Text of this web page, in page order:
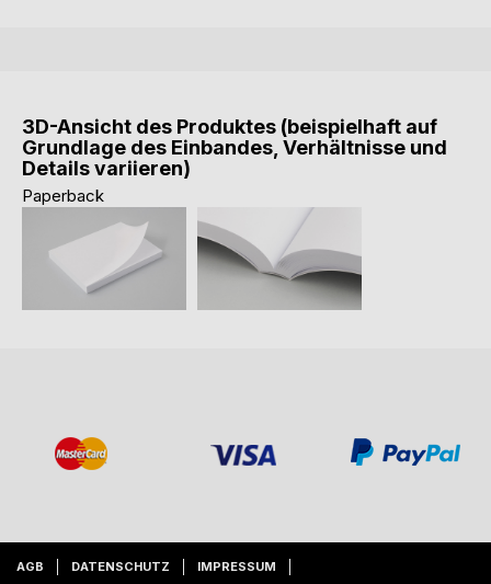
3D-Ansicht des Produktes (beispielhaft auf
Grundlage des Einbandes, Verhältnisse und
Details variieren)
Paperback
AGB DATENSCHUTZ IMPRESSUM